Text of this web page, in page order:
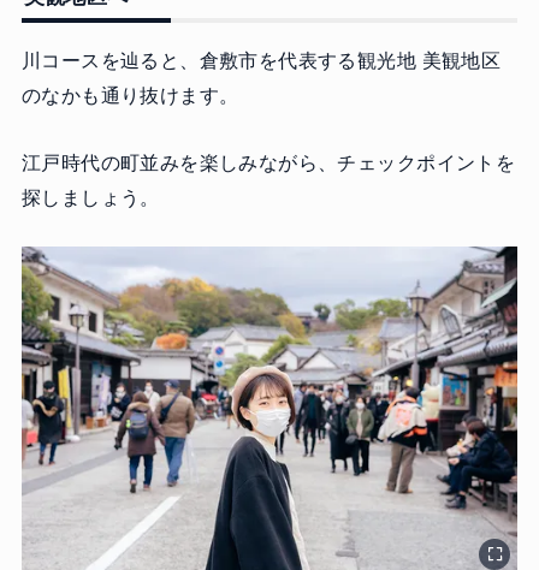
川コースを辿ると、倉敷市を代表する観光地 美観地区
のなかも通り抜けます。
江戸時代の町並みを楽しみながら、チェックポイントを
探しましょう。